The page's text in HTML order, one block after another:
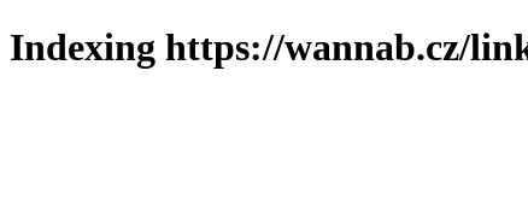
Indexing https://wannab.cz/